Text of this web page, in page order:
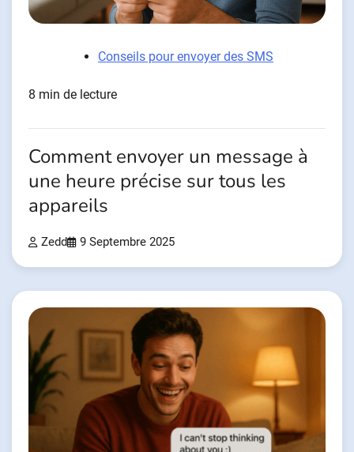
Conseils pour envoyer des SMS
8 min de lecture
Comment envoyer un message à
une heure précise sur tous les
appareils
Zedd 9 Septembre 2025